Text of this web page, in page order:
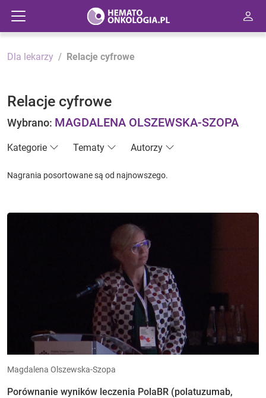
Dla lekarzy Relacje cyfrowe
Relacje cyfrowe
Wybrano: MAGDALENA OLSZEWSKA-SZOPA
Kategorie Tematy Autorzy
Nagrania posortowane są od najnowszego.
Magdalena Olszewska-Szopa
Porównanie wyników leczenia PolaBR (polatuzumab,